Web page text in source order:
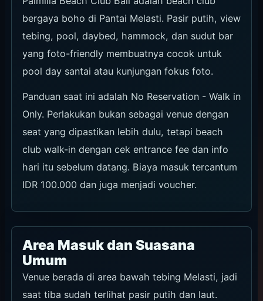
bergaya boho di Pantai Melasti. Pasir putih, view
tebing, pool, daybed, hammock, dan sudut bar
yang foto-friendly membuatnya cocok untuk
pool day santai atau kunjungan fokus foto.
Panduan saat ini adalah No Reservation - Walk in
Only. Perlakukan bukan sebagai venue dengan
seat yang dipastikan lebih dulu, tetapi beach
club walk-in dengan cek entrance fee dan info
hari itu sebelum datang. Biaya masuk tercantum
IDR 100.000 dan juga menjadi voucher.
Area Masuk dan Suasana
Umum
Venue berada di area bawah tebing Melasti, jadi
saat tiba sudah terlihat pasir putih dan laut.